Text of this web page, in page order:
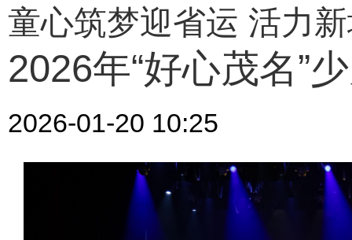
童心筑梦迎省运 活力
2026年“好心茂名”
2026-01-20 10:25